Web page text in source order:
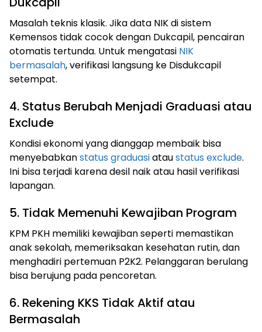
Masalah teknis klasik. Jika data NIK di sistem
Kemensos tidak cocok dengan Dukcapil, pencairan
otomatis tertunda. Untuk mengatasi NIK
bermasalah, verifikasi langsung ke Disdukcapil
setempat.
4. Status Berubah Menjadi Graduasi atau
Exclude
Kondisi ekonomi yang dianggap membaik bisa
menyebabkanstatus graduasiataustatus exclude.
Ini bisa terjadi karena desil naik atau hasil verifikasi
lapangan.
5. Tidak Memenuhi Kewajiban Program
KPM PKH memiliki kewajiban seperti memastikan
anak sekolah, memeriksakan kesehatan rutin, dan
menghadiri pertemuan P2K2. Pelanggaran berulang
bisa berujung pada pencoretan.
6. Rekening KKS Tidak Aktif atau
Bermasalah